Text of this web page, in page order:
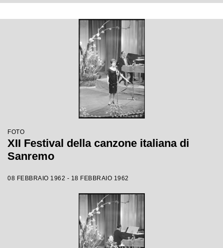
FOTO
XII Festival della canzone italiana di
Sanremo
08 FEBBRAIO 1962 - 18 FEBBRAIO 1962